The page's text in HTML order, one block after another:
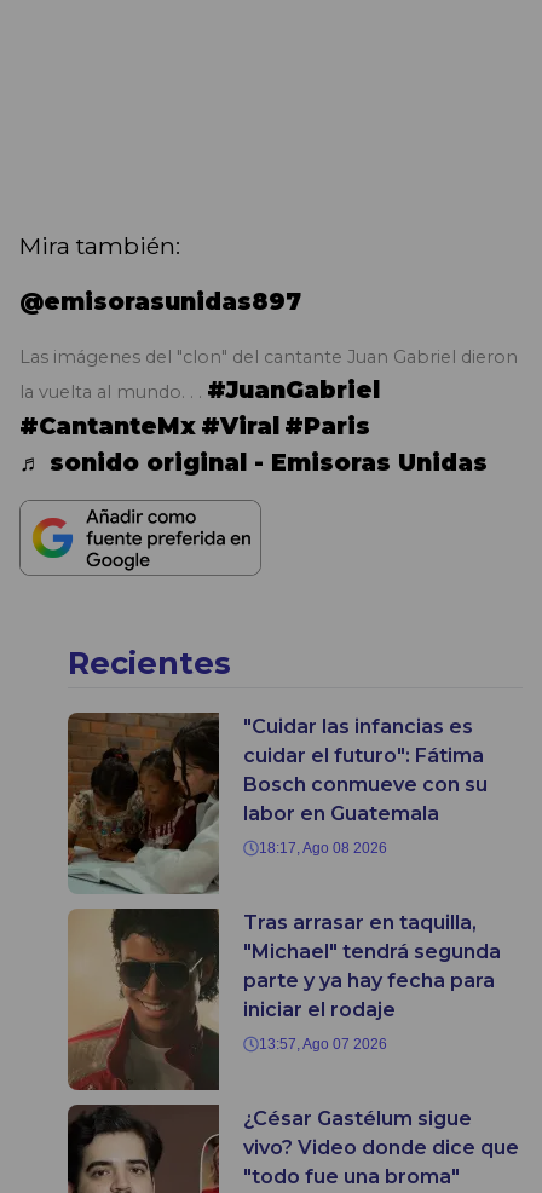
Mira también:
@emisorasunidas897
Las imágenes del "clon" del cantante Juan Gabriel dieron
la vuelta al mundo. . . #JuanGabriel
#CantanteMx #Viral #Paris
♬ sonido original - Emisoras Unidas
Recientes
"Cuidar las infancias es
cuidar el futuro": Fátima
Bosch conmueve con su
labor en Guatemala
18:17, Ago 08 2026
Tras arrasar en taquilla,
"Michael" tendrá segunda
parte y ya hay fecha para
iniciar el rodaje
13:57, Ago 07 2026
¿César Gastélum sigue
vivo? Video donde dice que
"todo fue una broma"